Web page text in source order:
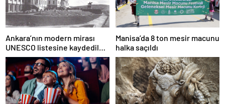
Ankara’nın modern mirası
UNESCO listesine kaydedildi;
Türkiye’nin listedeki varlık
sayısı 80 oldu
Manisa’da 8 ton mesir macunu
halka saçıldı